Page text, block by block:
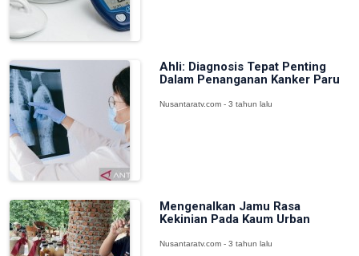
Ahli: Diagnosis Tepat Penting
Dalam Penanganan Kanker Paru
Nusantaratv.com - 3 tahun lalu
Mengenalkan Jamu Rasa
Kekinian Pada Kaum Urban
Nusantaratv.com - 3 tahun lalu